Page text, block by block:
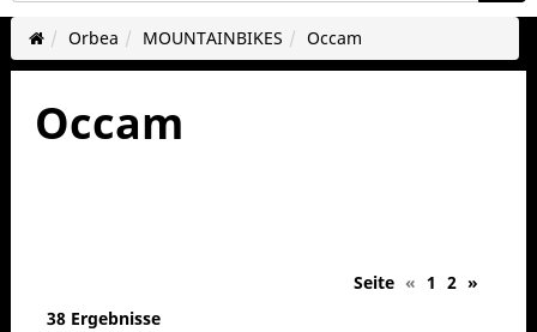
Orbea MOUNTAINBIKES Occam
Occam
Seite « 1 2 »
38 Ergebnisse